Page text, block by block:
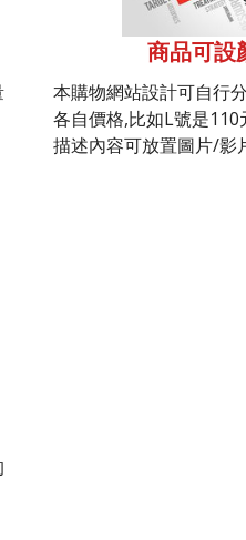
商品可設
本購物網站設計可自行
各自價格,比如L號是
描述內容可放置圖片/影